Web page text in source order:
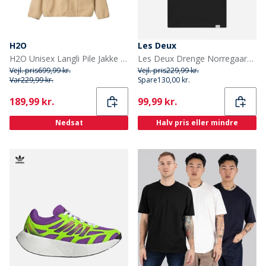
H2O
H2O Unisex Langli Pile Jakke 3575 Beige
Vejl. pris699,99 kr.
Var229,99 kr.
Current
189,99 kr.
Nedsat
Les Deux
Les Deux Drenge Norregaard T Shirt Sort/Orange
Vejl. pris229,99 kr.
Spare130,00 kr.
Current
99,99 kr.
Halv pris eller mindre